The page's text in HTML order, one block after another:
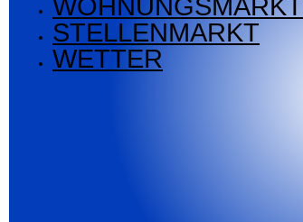
WOHNUNGSMARKT
STELLENMARKT
WETTER